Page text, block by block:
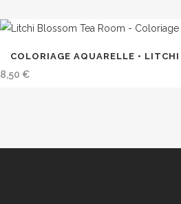
COLORIAGE AQUARELLE •
8,50 €